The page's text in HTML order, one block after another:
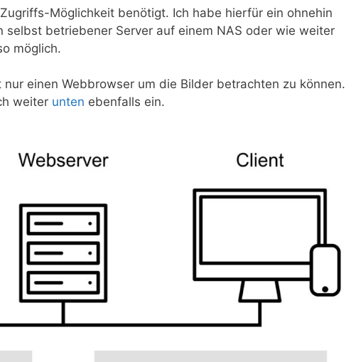
Möglichkeit benötigt. Ich habe hierfür ein ohnehin
selbst betriebener Server auf einem NAS oder wie weiter
möglich.
einen Webbrowser um die Bilder betrachten zu können.
weiter unten ebenfalls ein.